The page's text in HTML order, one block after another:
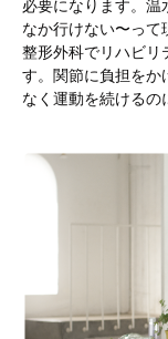
必要になります。
なか行けない〜っ
整形外科でリハビリ
す。関節に負担をか
なく運動を続けるの